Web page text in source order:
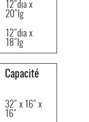
12"dia x
20"lg
12"dia x
18"lg
Capacité
32" x 16" x
16"